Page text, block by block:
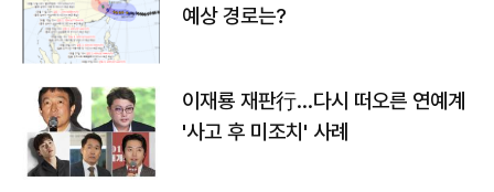
예상 경로는?
이재룡 재판行…다시 떠오른 연예계
'사고 후 미조치' 사례